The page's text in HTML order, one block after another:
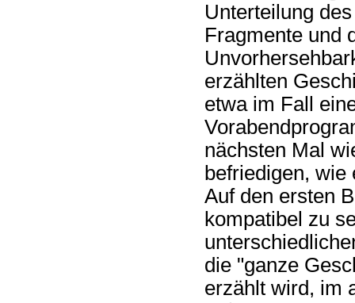
Unterteilung
Fragmente und
erzählten
etwa im Fall
nächsten Mal
befriedigen, wie
Auf den ersten
kompatibel zu
die "ganze
erzählt wird, im